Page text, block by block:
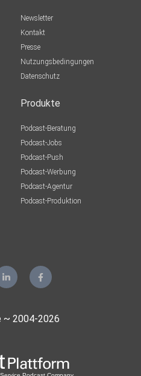
Newsletter
Kontakt
Presse
Nutzungsbedingungen
Datenschutz
Produkte
Podcast-Beratung
Podcast-Jobs
Podcast-Push
Podcast-Werbung
Podcast-Agentur
Podcast-Produktion
~ 2004-2026